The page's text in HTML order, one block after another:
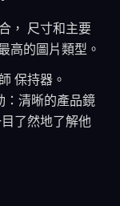
， 尺寸和主要
高的圖片類型。
保持器。
清晰的產品鏡
了然地了解他